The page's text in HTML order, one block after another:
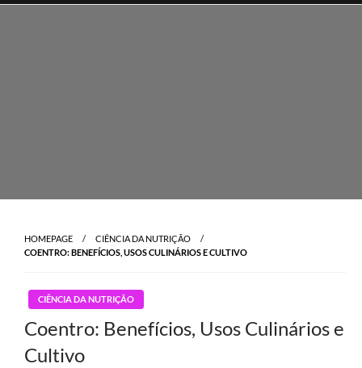
Skip
HOMEPAGE
CIÊNCIA DA NUTRIÇÃO
COENTRO: BENEFÍCIOS, USOS CULINÁRIOS E CULTIVO
CIÊNCIA DA NUTRIÇÃO
Coentro: Benefícios, Usos Culinários e
Cultivo